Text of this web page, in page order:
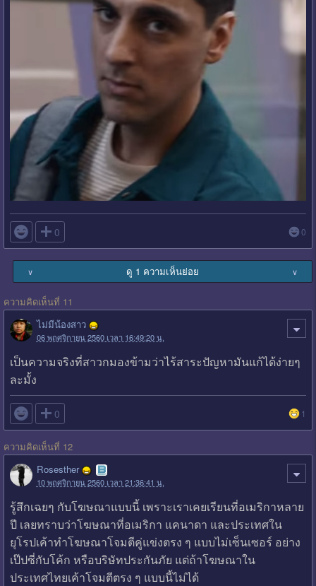
 0 0
∨ ดู 1 ความเห็นย่อย ∨
ความคิดเห็นที่ 11
ไม่มีน้องสาว
06 พฤศจิกายน 2560 เวลา 16:49:20 น.
เป็นความจริงที่สาวกมองข้ามว่าไร้สาระปัญหามันแก้ได้ง่ายๆ
ละมั้ง
 0 1
ความคิดเห็นที่ 12
Rosesther
10 พฤศจิกายน 2560 เวลา 21:36:41 น.
รู้สึกเฉยๆ กับโฆษณาแบบนี้ เพราะเราเคยเรียนที่อเมริกาหลาย
ปี เลยทราบว่าโฆษณาที่อเมริกา แคนาดา และประเทศใน
ยุโรปเค้าทำโฆษณาโจมตีคู่แข่งตรง ๆ แบบไม่เซ็นเซอร์ อย่าง
เป๊ปซี่กับโค้ก หรือบริษัทประกันภัย แต่ถ้าโฆษณาใน
ประเทศไทยเค้าโจมตีตรง ๆ แบบนี้ไม่ได้